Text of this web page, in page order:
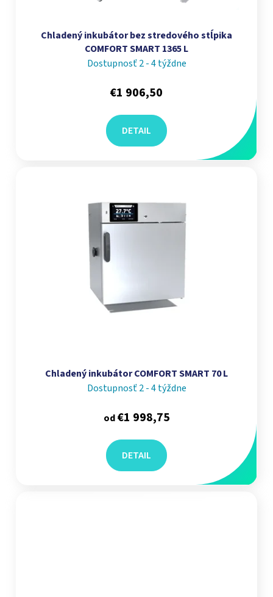
Chladený inkubátor bez stredového stĺpika
COMFORT SMART 1365 L
Dostupnosť 2 - 4 týždne
€1 906,50
DETAIL
Chladený inkubátor COMFORT SMART 70 L
Dostupnosť 2 - 4 týždne
od€1 998,75
DETAIL